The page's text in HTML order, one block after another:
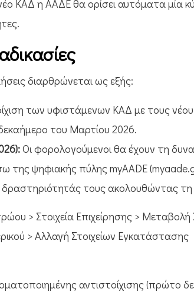
ΚΑΔ η ΑΑΔΕ θα ορίσει αυτόματα μία
διαρθρώνεται ως εξής:
των υφιστάμενων ΚΑΔ με τους
του Μαρτίου 2026.
Οι φορολογούμενοι θα έχουν τη
ψηφιακής πύλης myAADE
τους ακολουθώντας
> Στοιχεία Επιχείρησης > Μεταβολή
> Αλλαγή Στοιχείων Εγκατάστασης
αντιστοίχισης (πρώτο